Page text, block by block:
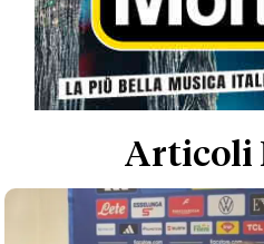
Articoli